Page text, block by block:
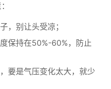
，别让头受凉；
保持在50%-60%，防止
要是气压变化太大，就少